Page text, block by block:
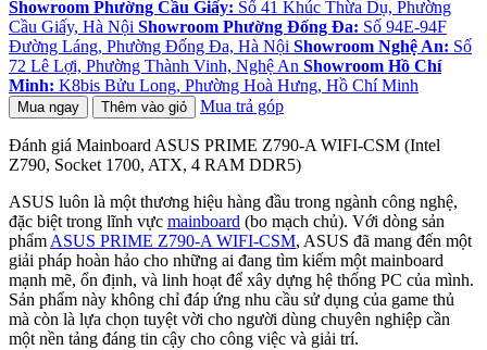
Showroom Phường Cầu Giấy: Số 41 Khúc Thừa Dụ, Phường
Cầu Giấy, Hà Nội Showroom Phường Đống Đa: Số 94E-94F
Đường Láng, Phường Đống Đa, Hà Nội Showroom Nghệ An: Số
72 Lê Lợi, Phường Thành Vinh, Nghệ An Showroom Hồ Chí
Minh: K8bis Bửu Long, Phường Hoà Hưng, Hồ Chí Minh
Mua ngay Thêm vào giỏ Mua trả góp
Đánh giá Mainboard ASUS PRIME Z790-A WIFI-CSM (Intel
Z790, Socket 1700, ATX, 4 RAM DDR5)
ASUS luôn là một thương hiệu hàng đầu trong ngành công nghệ,
đặc biệt trong lĩnh vực mainboard (bo mạch chủ). Với dòng sản
phẩm ASUS PRIME Z790-A WIFI-CSM, ASUS đã mang đến một
giải pháp hoàn hảo cho những ai đang tìm kiếm một mainboard
mạnh mẽ, ổn định, và linh hoạt để xây dựng hệ thống PC của mình.
Sản phẩm này không chỉ đáp ứng nhu cầu sử dụng của game thủ
mà còn là lựa chọn tuyệt vời cho người dùng chuyên nghiệp cần
một nền tảng đáng tin cậy cho công việc và giải trí.